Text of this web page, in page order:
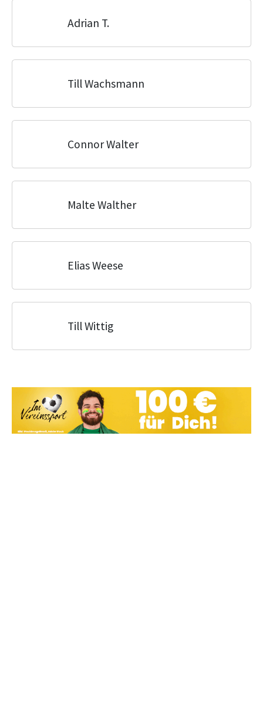
Adrian T.
Till Wachsmann
Connor Walter
Malte Walther
Elias Weese
Till Wittig